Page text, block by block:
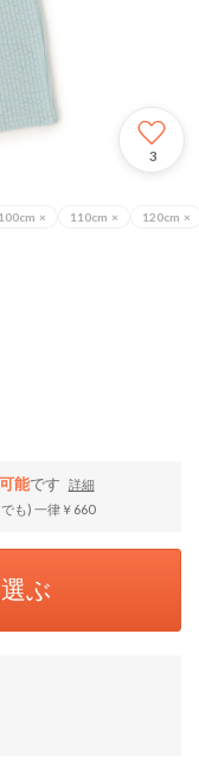
3
100cm × 110cm × 120cm ×
能です
詳細
も) 一律￥660
ぶ